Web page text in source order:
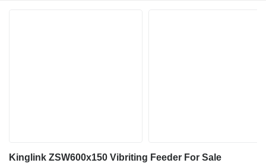
Kinglink ZSW600x150 Vibriting Feeder For Sale